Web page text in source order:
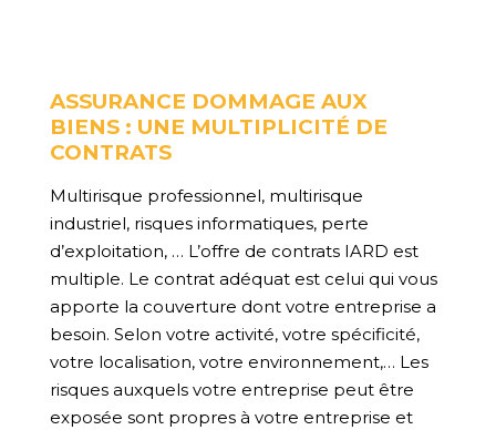
ASSURANCE DOMMAGE AUX
BIENS : UNE MULTIPLICITÉ DE
CONTRATS
Multirisque professionnel, multirisque
industriel, risques informatiques, perte
d’exploitation, … L’offre de contrats IARD est
multiple. Le contrat adéquat est celui qui vous
apporte la couverture dont votre entreprise a
besoin. Selon votre activité, votre spécificité,
votre localisation, votre environnement,… Les
risques auxquels votre entreprise peut être
exposée sont propres à votre entreprise et